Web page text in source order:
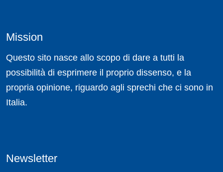
Mission
Questo sito nasce allo scopo di dare a tutti la
possibilità di esprimere il proprio dissenso, e la
propria opinione, riguardo agli sprechi che ci sono in
Italia.
Newsletter